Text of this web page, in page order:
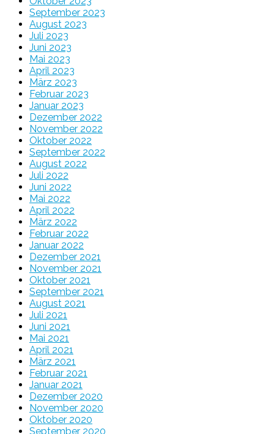
September 2023
August 2023
Juli 2023
Juni 2023
Mai 2023
April 2023
März 2023
Februar 2023
Januar 2023
Dezember 2022
November 2022
Oktober 2022
September 2022
August 2022
Juli 2022
Juni 2022
Mai 2022
April 2022
März 2022
Februar 2022
Januar 2022
Dezember 2021
November 2021
Oktober 2021
September 2021
August 2021
Juli 2021
Juni 2021
Mai 2021
April 2021
März 2021
Februar 2021
Januar 2021
Dezember 2020
November 2020
Oktober 2020
September 2020